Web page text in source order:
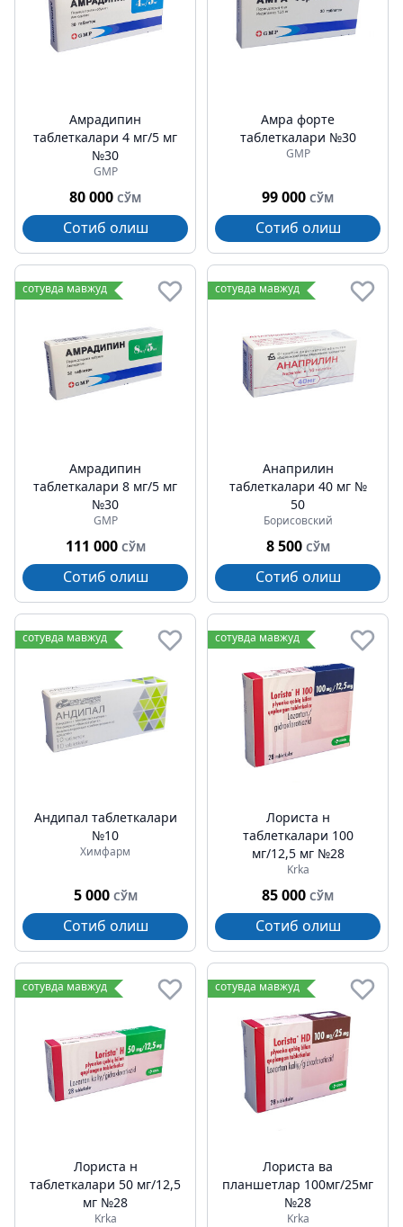
Амрадипин
таблеткалари 4 мг/5 мг
№30
GMP
80 000 СЎМ
Сотиб олиш
Амра форте
таблеткалари №30
GMP
99 000 СЎМ
Сотиб олиш
сотувда мавжуд
Амрадипин
таблеткалари 8 мг/5 мг
№30
GMP
111 000 СЎМ
Сотиб олиш
сотувда мавжуд
Анаприлин
таблеткалари 40 мг №
50
Борисовский
8 500 СЎМ
Сотиб олиш
сотувда мавжуд
Андипал таблеткалари
№10
Химфарм
5 000 СЎМ
Сотиб олиш
сотувда мавжуд
Лориста н
таблеткалари 100
мг/12,5 мг №28
Krka
85 000 СЎМ
Сотиб олиш
сотувда мавжуд
Лориста н
таблеткалари 50 мг/12,5
мг №28
Krka
сотувда мавжуд
Лориста ва
планшетлар 100мг/25мг
№28
Krka